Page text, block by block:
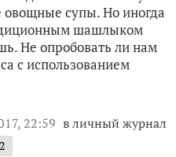
супы. Но иногда
шашлыком
Не опробовать ли нам
с использованием
22:59 в личный журнал
2